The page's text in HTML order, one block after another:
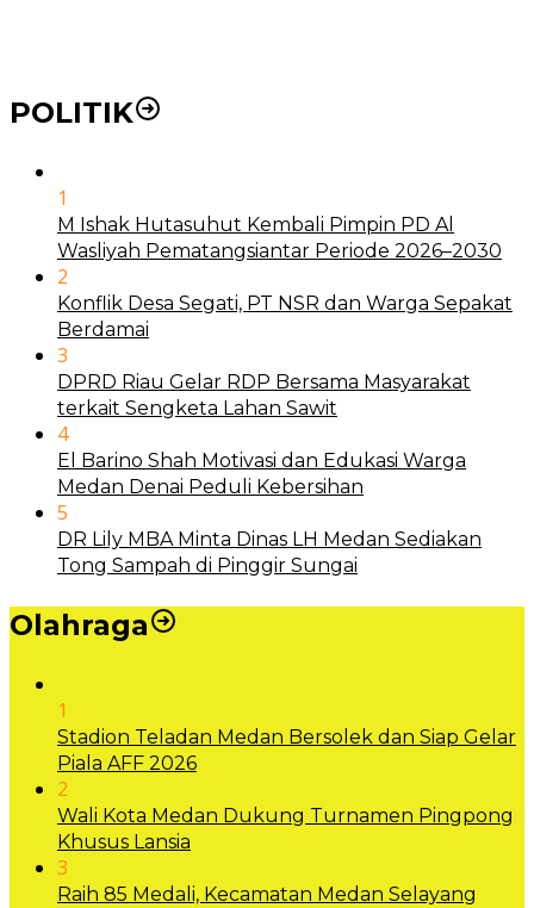
POLITIK
1
M Ishak Hutasuhut Kembali Pimpin PD Al
Wasliyah Pematangsiantar Periode 2026–2030
2
Konflik Desa Segati, PT NSR dan Warga Sepakat
Berdamai
3
DPRD Riau Gelar RDP Bersama Masyarakat
terkait Sengketa Lahan Sawit
4
El Barino Shah Motivasi dan Edukasi Warga
Medan Denai Peduli Kebersihan
5
DR Lily MBA Minta Dinas LH Medan Sediakan
Tong Sampah di Pinggir Sungai
Olahraga
1
Stadion Teladan Medan Bersolek dan Siap Gelar
Piala AFF 2026
2
Wali Kota Medan Dukung Turnamen Pingpong
Khusus Lansia
3
Raih 85 Medali, Kecamatan Medan Selayang